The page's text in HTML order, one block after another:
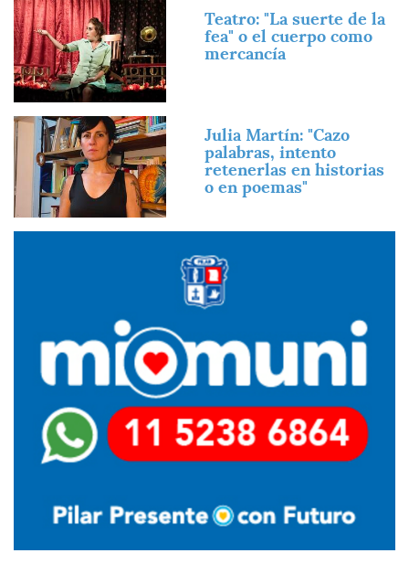
Imagen
Teatro: "La suerte de la
fea" o el cuerpo como
mercancía
Imagen
Julia Martín: "Cazo
palabras, intento
retenerlas en historias
o en poemas"